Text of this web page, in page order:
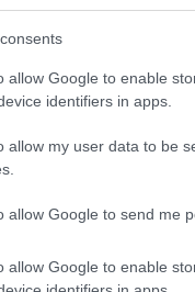
allow Google to enable
identifiers in apps.
allow my user data to be
allow Google to send me
allow Google to enable
ÖKÖRAPÁTI #